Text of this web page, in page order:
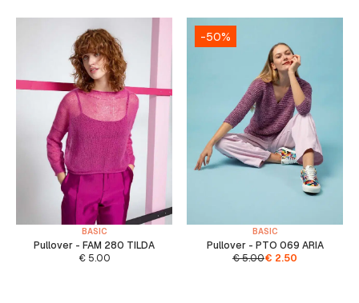
BASIC
Pullover - FAM 280 TILDA
€5.00
-50%
BASIC
Pullover - PTO 069 ARIA
€5.00€ 2.50